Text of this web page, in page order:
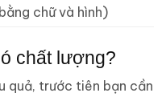
chữ và hình)
chất lượng?
quả, trước tiên bạn cần